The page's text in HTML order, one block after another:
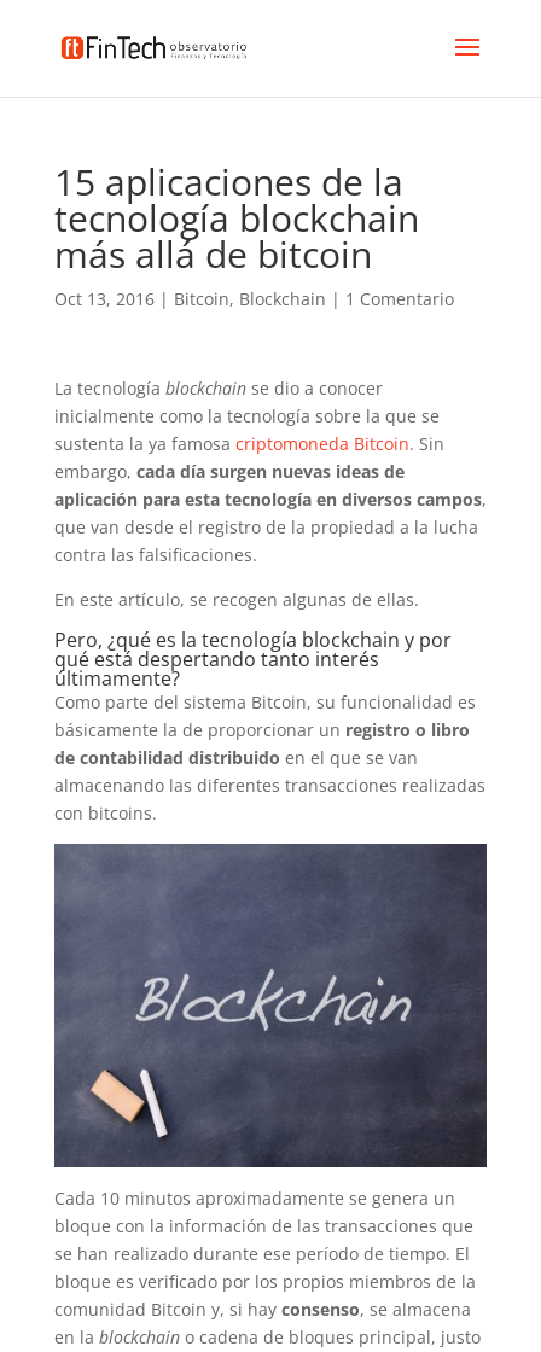
15 aplicaciones de la
tecnología blockchain
más allá de bitcoin
Oct 13, 2016| Bitcoin, Blockchain | 1 Comentario
La tecnología blockchainse dio a conocer
inicialmente como la tecnología sobre la que se
sustenta la ya famosa criptomoneda Bitcoin. Sin
embargo, cada día surgen nuevas ideas de
aplicación para esta tecnología en diversos campos,
que van desde el registro de la propiedad a la lucha
contra las falsificaciones.
En este artículo, se recogen algunas de ellas.
Pero, ¿qué es la tecnología blockchain y por
qué está despertando tanto interés
últimamente?
Como parte del sistema Bitcoin, su funcionalidad es
básicamente la de proporcionar un registro o libro
de contabilidad distribuido en el que se van
almacenando las diferentes transacciones realizadas
con bitcoins.
Cada 10 minutos aproximadamente se genera un
bloque con la información de las transacciones que
se han realizado durante ese período de tiempo. El
bloque es verificado por los propios miembros de la
comunidad Bitcoin y, si hay consenso, se almacena
en la blockchaino cadena de bloques principal, justo